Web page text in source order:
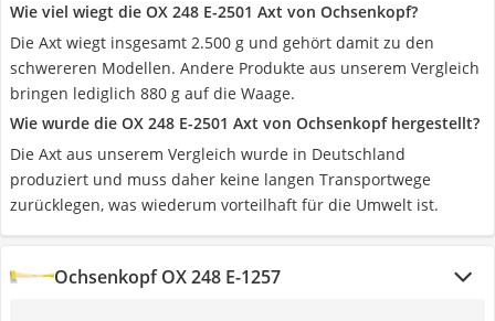
Wie viel wiegt die OX 248 E-2501 Axt von Ochsenkopf?
Die Axt wiegt insgesamt 2.500 g und gehört damit zu den
schwereren Modellen. Andere Produkte aus unserem Vergleich
bringen lediglich 880 g auf die Waage.
Wie wurde die OX 248 E-2501 Axt von Ochsenkopf hergestellt?
Die Axt aus unserem Vergleich wurde in Deutschland
produziert und muss daher keine langen Transportwege
zurücklegen, was wiederum vorteilhaft für die Umwelt ist.
Ochsenkopf OX 248 E-1257